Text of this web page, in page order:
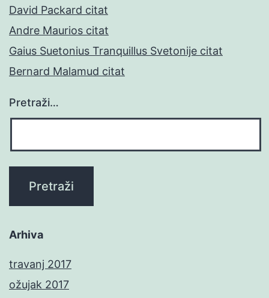
David Packard citat
Andre Maurios citat
Gaius Suetonius Tranquillus Svetonije citat
Bernard Malamud citat
Pretraži…
Arhiva
travanj 2017
ožujak 2017